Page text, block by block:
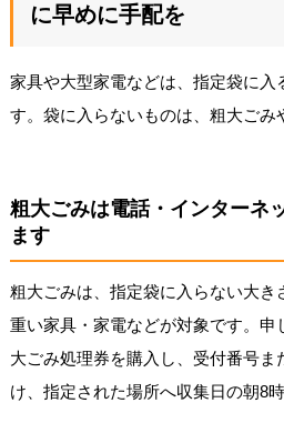
に早めに手配を
家具や大型家電などは、指定袋に入
す。袋に入らないものは、粗大ごみ
粗大ごみは電話・インターネ
ます
粗大ごみは、指定袋に入らない大き
重い家具・家電などが対象です。申
大ごみ処理券を購入し、受付番号ま
け、指定された場所へ収集日の朝8